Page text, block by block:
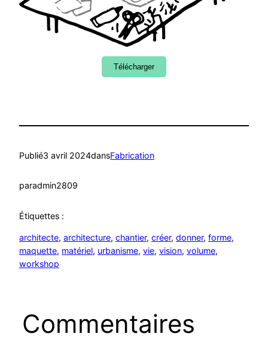
Télécharger
Publié3 avril 2024dansFabrication
paradmin2809
Étiquettes :
architecte, architecture, chantier, créer, donner, forme
maquette, matériel, urbanisme, vie, vision, volume
workshop
Commentaires